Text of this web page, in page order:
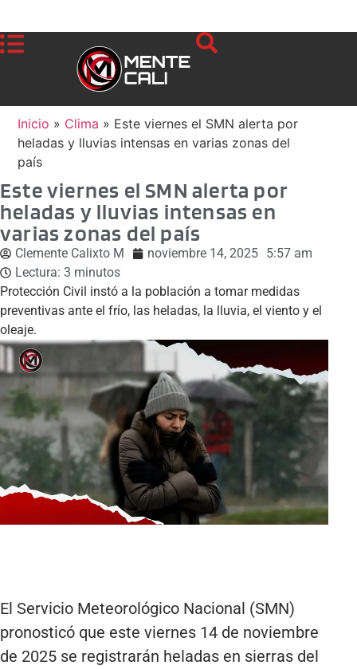
Inicio » Clima » Este viernes el SMN alerta por
heladas y lluvias intensas en varias zonas del
país
Este viernes el SMN alerta por
heladas y lluvias intensas en
varias zonas del país
Clemente Calixto M noviembre 14, 2025 5:57 am
Lectura: 3 minutos
Protección Civil instó a la población a tomar medidas
preventivas ante el frío, las heladas, la lluvia, el viento y el
oleaje.
El Servicio Meteorológico Nacional (SMN)
pronosticó que este viernes 14 de noviembre
de 2025 se registrarán heladas en sierras del